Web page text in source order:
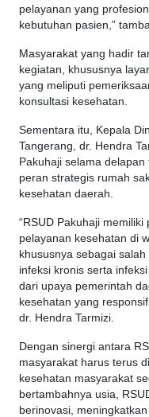
pelayanan yang
kebutuhan pasien,”
Masyarakat yang hadir
kegiatan, khususnya
yang meliputi
konsultasi kesehatan.
Sementara itu, Kepala
Tangerang, dr. Hendra
Pakuhaji selama
peran strategis rumah
kesehatan daerah.
“RSUD Pakuhaji
pelayanan kesehatan di
khususnya sebagai
infeksi kronis serta
dari upaya pemerintah
kesehatan yang
dr. Hendra Tarmizi.
Dengan sinergi antara
masyarakat harus terus
kesehatan masyarakat
bertambahnya usia,
berinovasi,